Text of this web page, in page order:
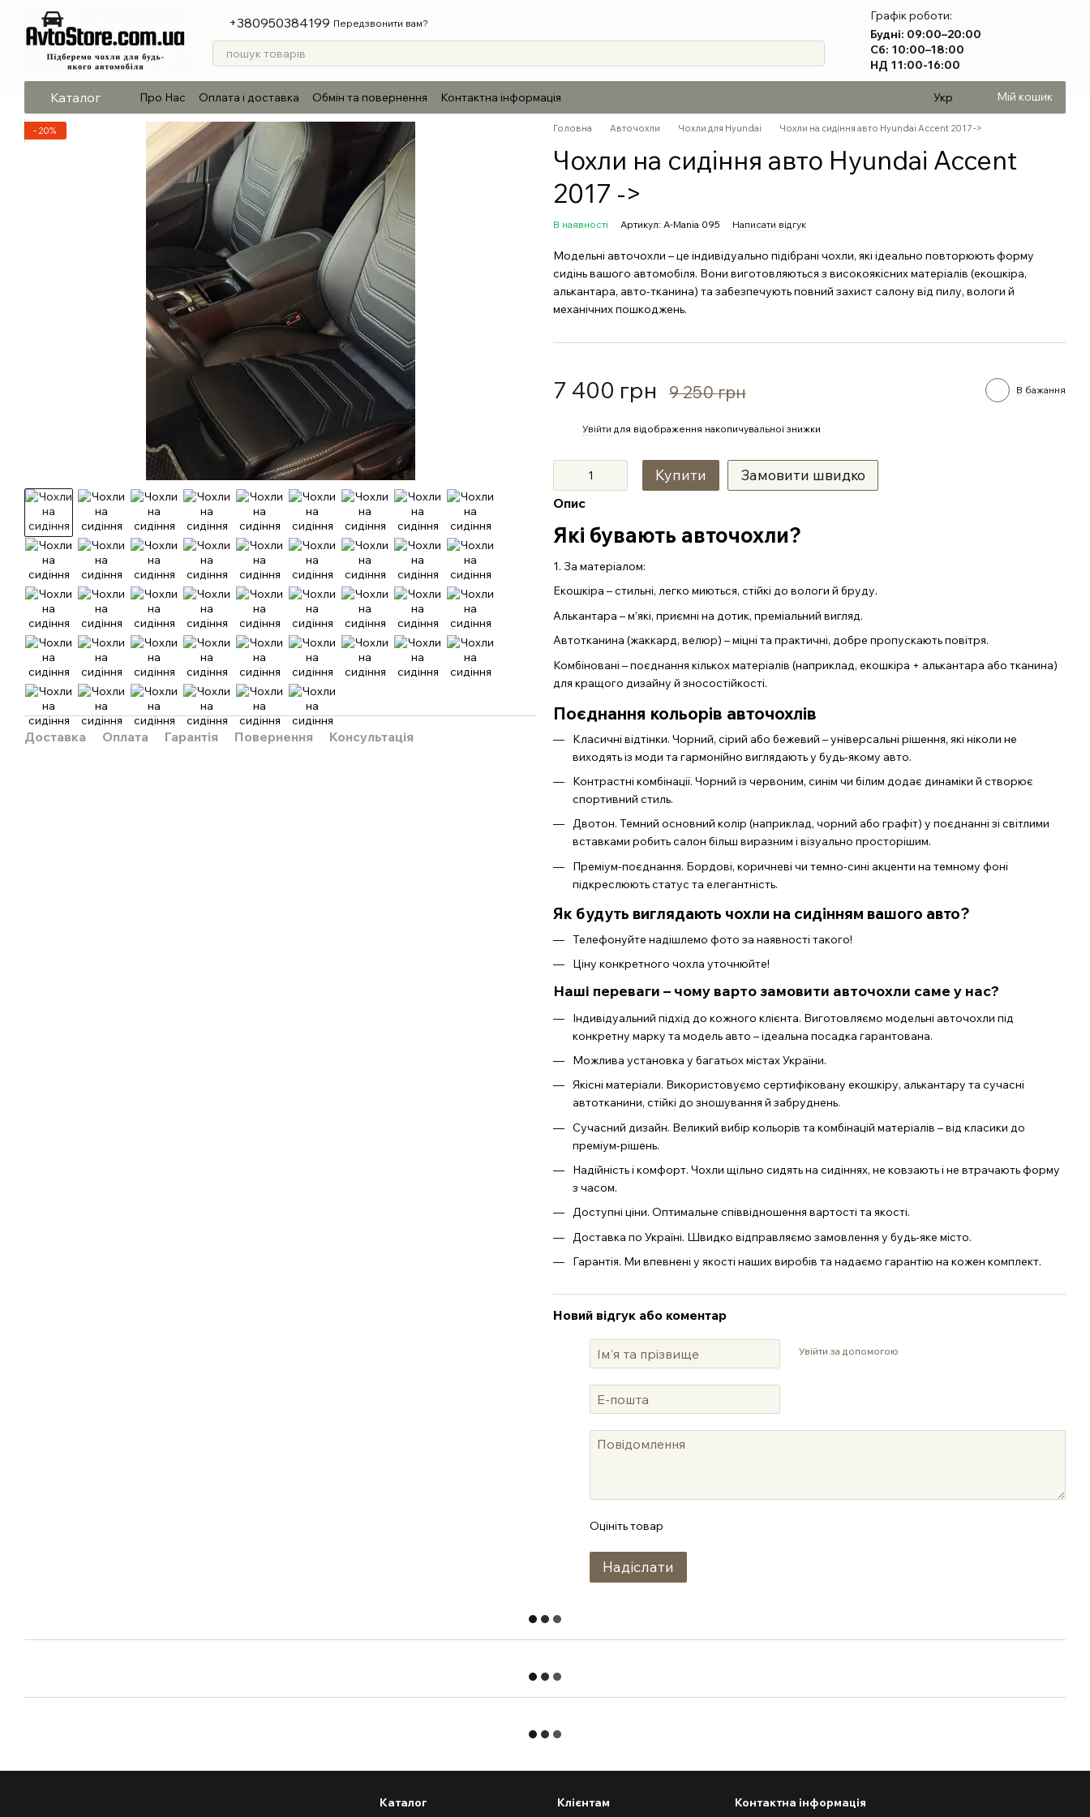
Перейти до основного контенту
+380950384199 Передзвонити вам?
Графік роботи:
Будні: 09:00–20:00
Сб: 10:00–18:00
НД 11:00-16:00
Каталог Про Нас Оплата і доставка Обмін та повернення Контактна інформація Укр Мій кошик
−20%
Доставка Оплата Гарантія Повернення Консультація
Головна Авточохли Чохли для Hyundai Чохли на сидіння авто Hyundai Accent 2017 ->
Чохли на сидіння авто Hyundai Accent
2017 ->
В наявності Артикул: A-Mania 095 Написати відгук
Модельні авточохли – це індивідуально підібрані чохли, які ідеально повторюють форму
сидінь вашого автомобіля. Вони виготовляються з високоякісних матеріалів (екошкіра,
алькантара, авто-тканина) та забезпечують повний захист салону від пилу, вологи й
механічних пошкоджень.
7 400 грн 9 250 грн В бажання
Увійти для відображення накопичувальної знижки
Купити Замовити швидко
Опис
Які бувають авточохли?
1. За матеріалом:
Екошкіра – стильні, легко миються, стійкі до вологи й бруду.
Алькантара – м’які, приємні на дотик, преміальний вигляд.
Автотканина (жаккард, велюр) – міцні та практичні, добре пропускають повітря.
Комбіновані – поєднання кількох матеріалів (наприклад, екошкіра + алькантара або тканина)
для кращого дизайну й зносостійкості.
Поєднання кольорів авточохлів
Класичні відтінки. Чорний, сірий або бежевий – універсальні рішення, які ніколи не
виходять із моди та гармонійно виглядають у будь-якому авто.
Контрастні комбінації. Чорний із червоним, синім чи білим додає динаміки й створює
спортивний стиль.
Двотон. Темний основний колір (наприклад, чорний або графіт) у поєднанні зі світлими
вставками робить салон більш виразним і візуально просторішим.
Преміум-поєднання. Бордові, коричневі чи темно-сині акценти на темному фоні
підкреслюють статус та елегантність.
Як будуть виглядають чохли на сидінням вашого авто?
Телефонуйте надішлемо фото за наявності такого!
Ціну конкретного чохла уточнюйте!
Наші переваги – чому варто замовити авточохли саме у нас?
Індивідуальний підхід до кожного клієнта. Виготовляємо модельні авточохли під
конкретну марку та модель авто – ідеальна посадка гарантована.
Можлива установка у багатьох містах України.
Якісні матеріали. Використовуємо сертифіковану екошкіру, алькантару та сучасні
автотканини, стійкі до зношування й забруднень.
Сучасний дизайн. Великий вибір кольорів та комбінацій матеріалів – від класики до
преміум-рішень.
Надійність і комфорт. Чохли щільно сидять на сидіннях, не ковзають і не втрачають форму
з часом.
Доступні ціни. Оптимальне співвідношення вартості та якості.
Доставка по Україні. Швидко відправляємо замовлення у будь-яке місто.
Гарантія. Ми впевнені у якості наших виробів та надаємо гарантію на кожен комплект.
Новий відгук або коментар
Увійти за допомогою
Оцініть товар
Надіслати
Каталог Клієнтам Контактна інформація